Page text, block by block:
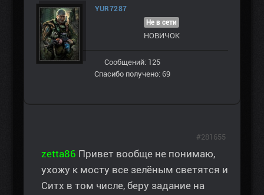
YUR7287
Не в сети
НОВИЧОК
Сообщений: 125
Спасибо получено: 69
zetta86 Привет вообще не понимаю,
ухожу к мосту все зелёным светятся и
Ситх в том числе, беру задание на
#281655